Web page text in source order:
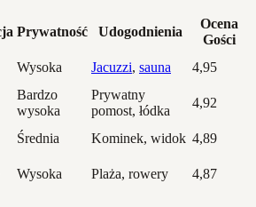
Prywatność Udogodnienia
Ocena
Gości
Wysoka Jacuzzi, sauna
4,95
Bardzo
wysoka
Prywatny
pomost, łódka
4,92
Średnia Kominek, widok 4,89
Wysoka Plaża, rowery 4,87